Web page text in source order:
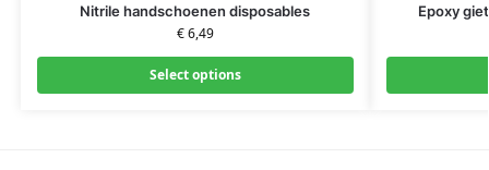
Nitrile handschoenen disposables
€6,49
Select options
Epoxy